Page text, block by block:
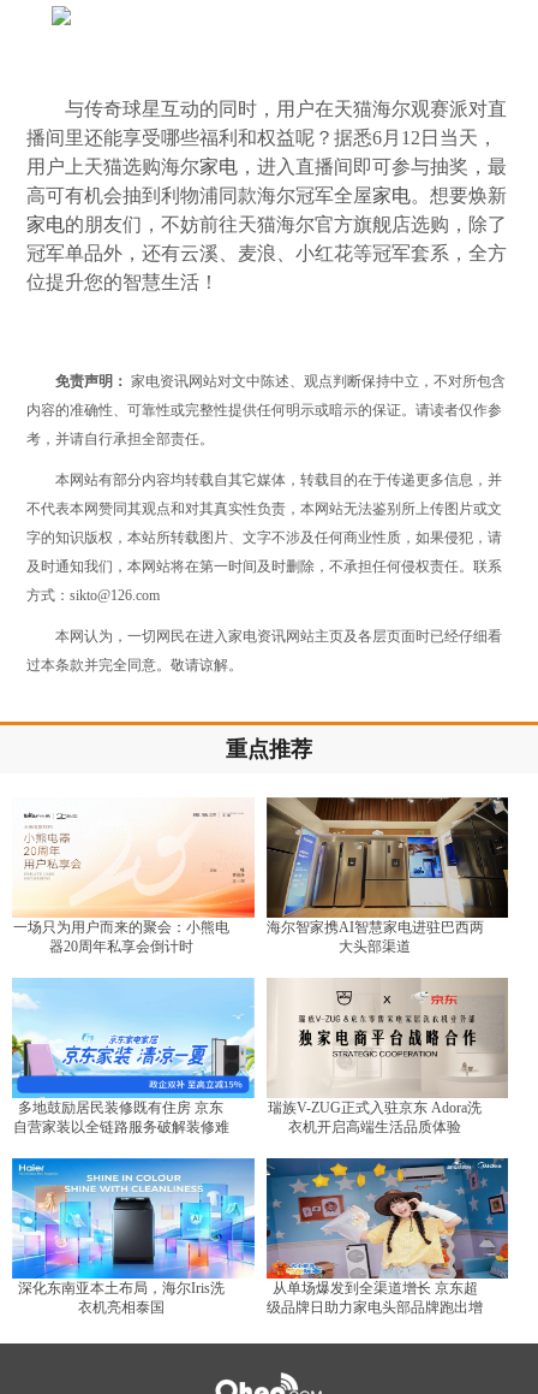
与传奇球星互动的同时，用户在天猫海尔观赛派对直
播间里还能享受哪些福利和权益呢？据悉6月12日当天，
用户上天猫选购海尔家电 ，进入直播间即可参与抽奖，最
高可有机会抽到利物浦同款海尔冠军全屋家电。想要焕新
家电的朋友们，不妨前往天猫海尔官方旗舰店选购，除了
冠军单品外，还有云溪、麦浪、小红花等冠军套系，全方
位提升您的智慧生活！
免责声明： 家电资讯网站对文中陈述、观点判断保持中立，不对所包含
内容的准确性、可靠性或完整性提供任何明示或暗示的保证。请读者仅作参
考，并请自行承担全部责任。
本网站有部分内容均转载自其它媒体，转载目的在于传递更多信息，并
不代表本网赞同其观点和对其真实性负责，本网站无法鉴别所上传图片或文
字的知识版权，本站所转载图片、文字不涉及任何商业性质，如果侵犯，请
及时通知我们，本网站将在第一时间及时删除，不承担任何侵权责任。联系
方式：sikto@126.com
本网认为，一切网民在进入家电资讯网站主页及各层页面时已经仔细看
过本条款并完全同意。敬请谅解。
重点推荐
一场只为用户而来的聚会：小熊电
器20周年私享会倒计时
海尔智家携AI智慧家电进驻巴西两
大头部渠道
多地鼓励居民装修既有住房 京东
自营家装以全链路服务破解装修难
瑞族V-ZUG正式入驻京东 Adora洗
衣机开启高端生活品质体验
深化东南亚本土布局，海尔Iris洗
衣机亮相泰国
从单场爆发到全渠道增长 京东超
级品牌日助力家电头部品牌跑出增